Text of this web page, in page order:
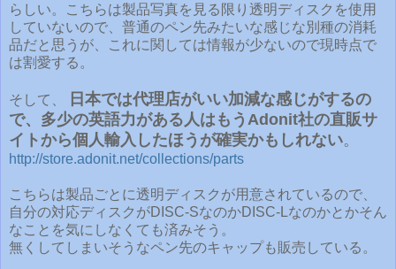
らしい。こちらは製品写真を見る限り透明ディスクを使用
していないので、普通のペン先みたいな感じな別種の消耗
品だと思うが、これに関しては情報が少ないので現時点で
は割愛する。
そして、
日本では代理店がいい加減な感じがするの
で、多少の英語力がある人はもうAdonit社の直販サ
イトから個人輸入したほうが確実かもしれない。
http://store.adonit.net/collections/parts
こちらは製品ごとに透明ディスクが用意されているので、
自分の対応ディスクがDISC-SなのかDISC-Lなのかとかそん
なことを気にしなくても済みそう。
無くしてしまいそうなペン先のキャップも販売している。